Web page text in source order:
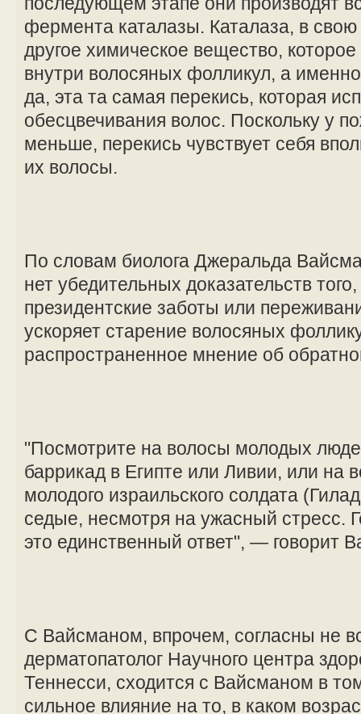
фермента каталазы. Каталаза, в
другое химическое вещество,
внутри волосяных фолликул, а
да, эта та самая перекись, которая
обесцвечивания волос. Поскольку у
меньше, перекись чувствует себя
их волосы.
По словам биолога Джеральда
нет убедительных доказательств
президентские заботы или
ускоряет старение волосяных
распространенное мнение об
"Посмотрите на волосы молодых
баррикад в Египте или Ливии, или на
молодого израильского солдата
седые, несмотря на ужасный стресс.
это единственный ответ", — говорит
С Вайсманом, впрочем, согласны не
дерматопатолог Научного центра
Теннесси, сходится с Вайсманом в
сильное влияние на то, в каком